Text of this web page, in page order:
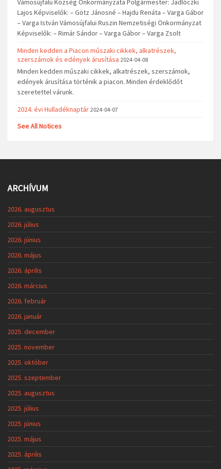
Vámosújfalu Község Önkormányzata Polgármester: Jadlóczki
Lajos Képviselők: – Götz Jánosné – Hajdu Renáta – Varga Gábor
– Varga István Vámosújfalui Ruszin Nemzetiségi Önkormányzat
Képviselők: – Rimár Sándor – Varga Gábor – Varga Zsolt
Minden kedden a Piacon műszaki cikkek, alkatrészek,
szerszámok és edények árusítása 2024-04-08
Minden kedden műszaki cikkek, alkatrészek, szerszámok,
edények árusítása történik a piacon. Minden érdeklődőt
szeretettel várunk.
2024. évi Hulladéknaptár 2024-04-07
See All Notices
ARCHÍVUM
2026. augusztus
2026. július
2026. június
2026. május
2026. április
2026. március
2026. február
2026. január
2025. december
2025. november
2025. október
2025. szeptember
2025. augusztus
2025. július
2025. június
2025. május
2025. április